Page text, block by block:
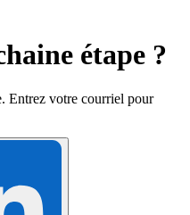
étape ?
Entrez votre courriel pour